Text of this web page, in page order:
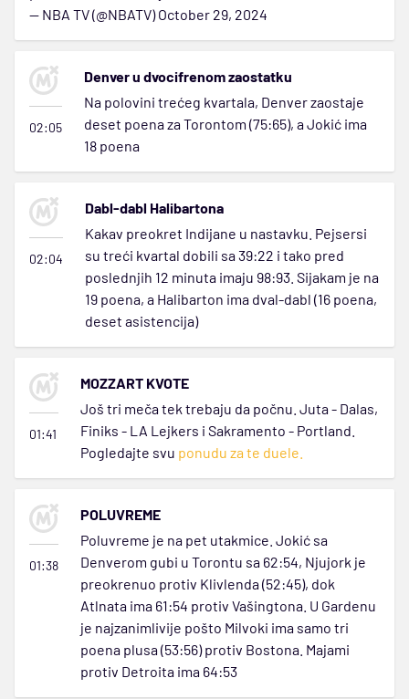
— NBA TV (@NBATV)October 29, 2024
02:05
Denver u dvocifrenom zaostatku
Na polovini trećeg kvartala, Denver zaostaje
deset poena za Torontom (75:65), a Jokić ima
18 poena
02:04
Dabl-dabl Halibartona
Kakav preokret Indijane u nastavku. Pejsersi
su treći kvartal dobili sa 39:22 i tako pred
poslednjih 12 minuta imaju 98:93. Sijakam je na
19 poena, a Halibarton ima dval-dabl (16 poena,
deset asistencija)
01:41
MOZZART KVOTE
Još tri meča tek trebaju da počnu. Juta - Dalas,
Finiks - LA Lejkers i Sakramento - Portland.
Pogledajte svu ponudu za te duele.
01:38
POLUVREME
Poluvreme je na pet utakmice. Jokić sa
Denverom gubi u Torontu sa 62:54, Njujork je
preokrenuo protiv Klivlenda (52:45), dok
Atlnata ima 61:54 protiv Vašingtona. U Gardenu
je najzanimlivije pošto Milvoki ima samo tri
poena plusa (53:56) protiv Bostona. Majami
protiv Detroita ima 64:53